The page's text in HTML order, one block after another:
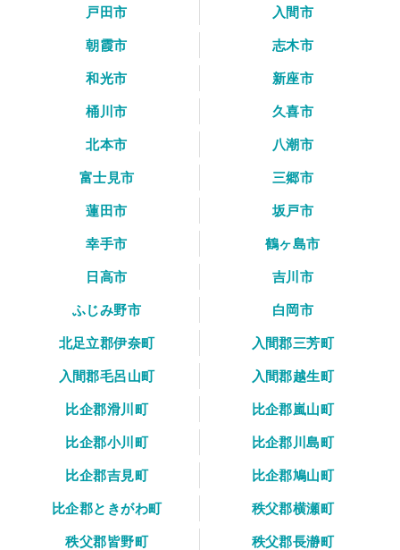
戸田市
入間市
朝霞市
志木市
和光市
新座市
桶川市
久喜市
北本市
八潮市
富士見市
三郷市
蓮田市
坂戸市
幸手市
鶴ヶ島市
日高市
吉川市
ふじみ野市
白岡市
北足立郡伊奈町
入間郡三芳町
入間郡毛呂山町
入間郡越生町
比企郡滑川町
比企郡嵐山町
比企郡小川町
比企郡川島町
比企郡吉見町
比企郡鳩山町
比企郡ときがわ町
秩父郡横瀬町
秩父郡皆野町
秩父郡長瀞町